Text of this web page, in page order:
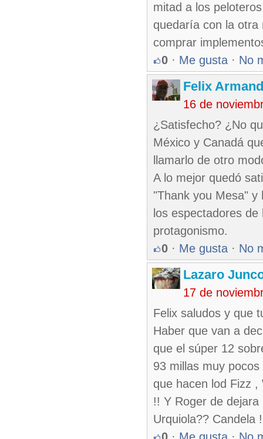
mitad a los
quedaría con la otra
comprar
0 · Me gusta · No
Felix
16 de
¿Satisfecho? ¿No
México y Canadá
llamarlo de otro
A lo mejor quedó
"Thank you Mesa"
los espectadores
protagonismo.
0 · Me gusta · No
Lazaro
17 de
Felix saludos y que
Haber que van a
que el súper 12
93 millas muy
que hacen lod Fizz
!! Y Roger de
Urquiola?? Candela